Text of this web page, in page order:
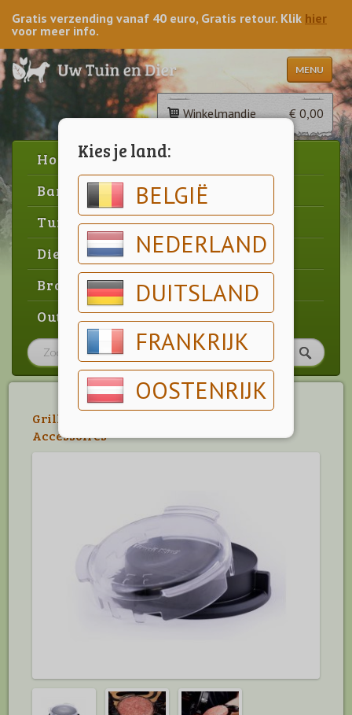
Kies je land:
BELGIË
NEDERLAND
DUITSLAND
FRANKRIJK
OOSTENRIJK
Gratis verzending vanaf 40 euro, Gratis retour. Klik hier
voor meer info.
MENU
Winkelmandje € 0,00
Home
Barbecue
Tuin
Dier
Brood & gebak
Outlet
Grillen
Accessoires